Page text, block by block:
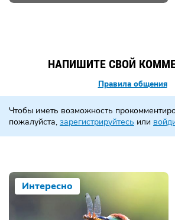
НАПИШИТЕ СВОЙ
Правила общения
Чтобы иметь возможность
пожалуйста, зарегистрируйтесь или
Интересно